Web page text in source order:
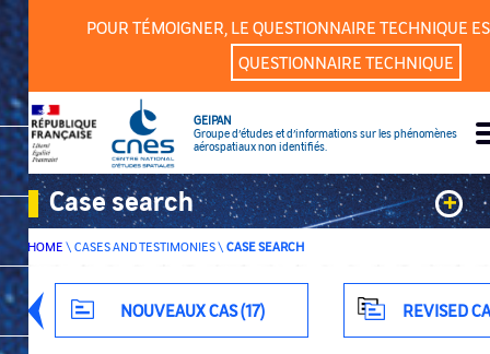
POUR TÉMOIGNER, LE QUESTIONNAIRE TECHNIQUE
QUESTIONNAIRE TECHNIQUE
GEIPAN
Groupe d’études et d’informations sur les phénomènes
aérospatiaux non identifiés.
Case search +
Keywords
Classification NOUVEAUX CAS (17) REVISED
HOME \ CASES AND TESTIMONIES\ CASE SEARCH